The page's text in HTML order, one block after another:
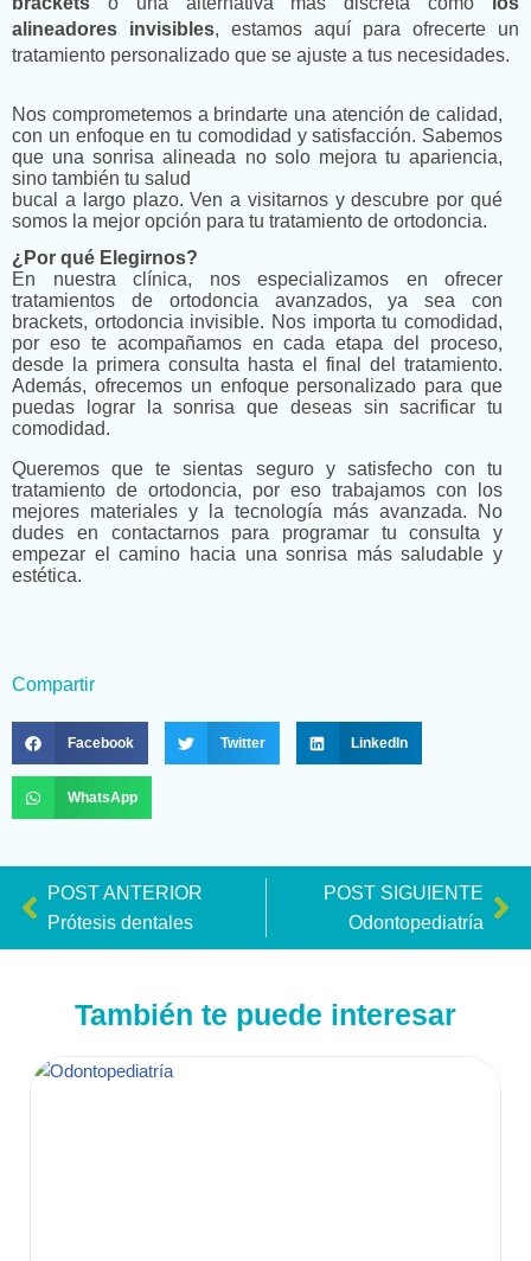
alineadores invisibles, estamos aquí para ofrecerte un
tratamiento personalizado que se ajuste a tus necesidades.
Nos comprometemos a brindarte una atención de calidad,
con un enfoque en tu comodidad y satisfacción. Sabemos
que una sonrisa alineada no solo mejora tu apariencia,
sino también tu salud
bucal a largo plazo. Ven a visitarnos y descubre por qué
somos la mejor opción para tu tratamiento de ortodoncia.
¿Por qué Elegirnos?
En nuestra clínica, nos especializamos en ofrecer
tratamientos de ortodoncia avanzados, ya sea con
brackets, ortodoncia invisible. Nos importa tu comodidad,
por eso te acompañamos en cada etapa del proceso,
desde la primera consulta hasta el final del tratamiento.
Además, ofrecemos un enfoque personalizado para que
puedas lograr la sonrisa que deseas sin sacrificar tu
comodidad.
Queremos que te sientas seguro y satisfecho con tu
tratamiento de ortodoncia, por eso trabajamos con los
mejores materiales y la tecnología más avanzada. No
dudes en contactarnos para programar tu consulta y
empezar el camino hacia una sonrisa más saludable y
estética.
Compartir
Facebook Twitter LinkedIn
WhatsApp
POST ANTERIOR
Prótesis dentales
POST SIGUIENTE
Odontopediatría
También te puede interesar